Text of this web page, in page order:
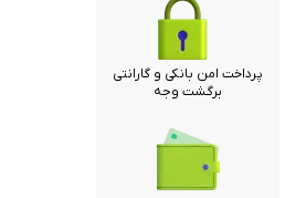
پرداخت امن بانکی و گارانتی
برگشت وجه